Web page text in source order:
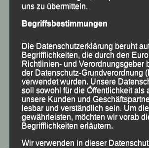
50 Jahre LG Passau
Festzschrift
uns zu übermitteln.
Begriffsbestimmungen
Die Datenschutzerklärung beruht
Begrifflichkeiten, die durch den
Richtlinien- und Verordnungsgeber
der Datenschutz-Grundverordnung
verwendet wurden. Unsere
soll sowohl für die Öffentlichkeit als
unsere Kunden und
lesbar und verständlich sein. Um
gewährleisten, möchten wir vorab
Begrifflichkeiten erläutern.
Wir verwenden in dieser